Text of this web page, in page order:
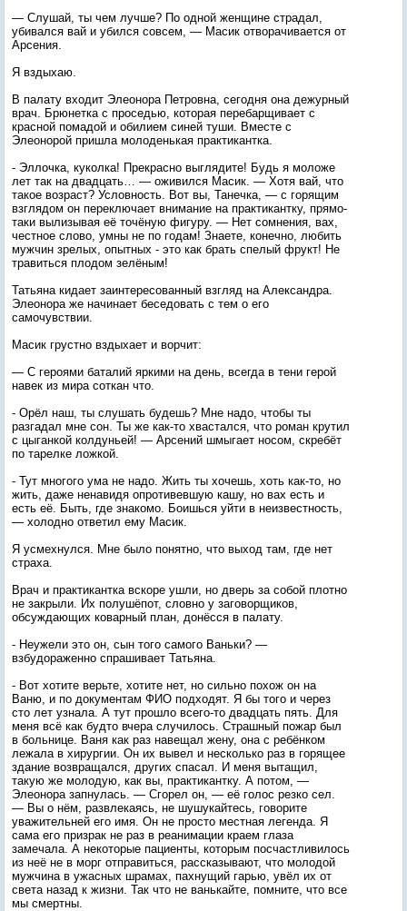
— Слушай, ты чем лучше? По одной женщине страдал,
убивался вай и убился совсем, — Масик отворачивается от
Арсения.
Я вздыхаю.
В палату входит Элеонора Петровна, сегодня она дежурный
врач. Брюнетка с проседью, которая перебарщивает с
красной помадой и обилием синей туши. Вместе с
Элеонорой пришла молоденькая практикантка.
- Эллочка, куколка! Прекрасно выглядите! Будь я моложе
лет так на двадцать… — оживился Масик. — Хотя вай, что
такое возраст? Условность. Вот вы, Танечка, — с горящим
взглядом он переключает внимание на практикантку, прямо-
таки вылизывая её точёную фигуру. — Нет сомнения, вах,
честное слово, умны не по годам! Знаете, конечно, любить
мужчин зрелых, опытных - это как брать спелый фрукт! Не
травиться плодом зелёным!
Татьяна кидает заинтересованный взгляд на Александра.
Элеонора же начинает беседовать с тем о его
самочувствии.
Масик грустно вздыхает и ворчит:
— С героями баталий яркими на день, всегда в тени герой
навек из мира соткан что.
- Орёл наш, ты слушать будешь? Мне надо, чтобы ты
разгадал мне сон. Ты же как-то хвастался, что роман крутил
с цыганкой колдуньей! — Арсений шмыгает носом, скребёт
по тарелке ложкой.
- Тут многого ума не надо. Жить ты хочешь, хоть как-то, но
жить, даже ненавидя опротивевшую кашу, но вах есть и
есть её. Быть, где знакомо. Боишься уйти в неизвестность,
— холодно ответил ему Масик.
Я усмехнулся. Мне было понятно, что выход там, где нет
страха.
Врач и практикантка вскоре ушли, но дверь за собой плотно
не закрыли. Их полушёпот, словно у заговорщиков,
обсуждающих коварный план, донёсся в палату.
- Неужели это он, сын того самого Ваньки? —
взбудораженно спрашивает Татьяна.
- Вот хотите верьте, хотите нет, но сильно похож он на
Ваню, и по документам ФИО подходят. Я бы того и через
сто лет узнала. А тут прошло всего-то двадцать пять. Для
меня всё как будто вчера случилось. Страшный пожар был
в больнице. Ваня как раз навещал жену, она с ребёнком
лежала в хирургии. Он их вывел и несколько раз в горящее
здание возвращался, других спасал. И меня вытащил,
такую же молодую, как вы, практикантку. А потом, —
Элеонора запнулась. — Сгорел он, — её голос резко сел.
— Вы о нём, развлекаясь, не шушукайтесь, говорите
уважительней его имя. Он не просто местная легенда. Я
сама его призрак не раз в реанимации краем глаза
замечала. А некоторые пациенты, которым посчастливилось
из неё не в морг отправиться, рассказывают, что молодой
мужчина в ужасных шрамах, пахнущий гарью, увёл их от
света назад к жизни. Так что не ванькайте, помните, что все
мы смертны.